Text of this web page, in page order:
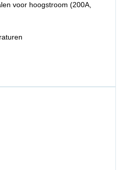
voor hoogstroom (200A,